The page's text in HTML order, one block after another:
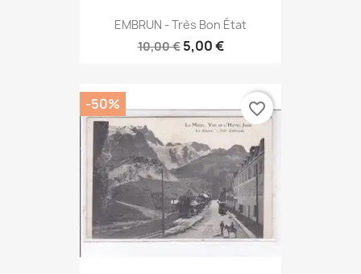
EMBRUN - Très Bon État
10,00 € 5,00 €
-50% favorite_border